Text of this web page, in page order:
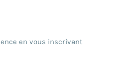
en vous inscrivant